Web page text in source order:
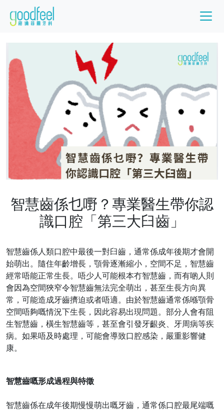
智慧齒係乜嘢？專業醫生帶你認
識口腔「第三大臼齒」
智慧齒係人類口腔中最後一對臼齒，通常係成年後期才會開
始萌出。隨住年齡增長，顎骨逐漸縮小，空間不足，智慧齒
經常唔能正常生長。唔少人可能根本冇智慧齒，而有啲人則
會因為空間狹窄令智慧齒無法完全萌出，甚至生長方向異
常，可能造成牙齒擠迫或者唔適。由於智慧齒通常係喺顎骨
空間唔夠嘅情況下生長，因此容易出現問題。部分人會有阻
生智慧齒，橫生智慧齒等，甚至會引發牙齦炎、牙周病等疾
病。如果唔及時處理，可能會導致口腔感染，嚴重影響健
康。
智慧齒嘅形成過程與特徵
智慧齒係在成年後期慢慢萌出嘅牙齒，通常係口腔最尾端嘅